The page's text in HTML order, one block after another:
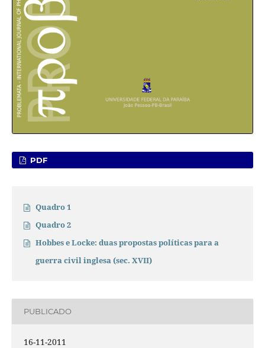
PDF
Quadro 1
Quadro 2
Hobbes e Locke: duas propostas políticas para a
guerra civil inglesa (sec. XVII)
PUBLICADO
16-11-2011